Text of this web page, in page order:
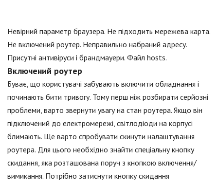
Невірний параметр браузера. Не підходить мережева карта.
Не включений роутер. Неправильно набраний адресу.
Присутні антивіруси і брандмауери. Файл hosts.
Включений роутер
Буває, що користувачі забувають включити обладнання і
починають бити тривогу. Тому перш ніж розбирати серйозні
проблеми, варто звернути увагу на стан роутера. Якщо він
підключений до електромережі, світлодіоди на корпусі
блимають. Ще варто спробувати скинути налаштування
роутера. Для цього необхідно знайти спеціальну кнопку
скидання, яка розташована поруч з кнопкою включення/
вимикання. Потрібно затиснути кнопку скидання